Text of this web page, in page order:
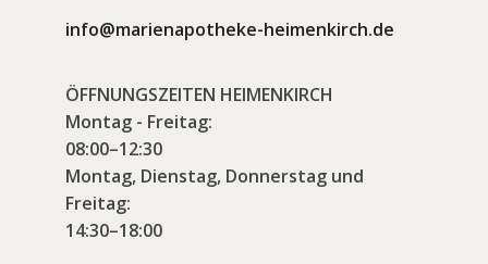
info@marienapotheke-heimenkirch.de
ÖFFNUNGSZEITEN HEIMENKIRCH
Montag - Freitag:
08:00–12:30
Montag, Dienstag, Donnerstag und
Freitag:
14:30–18:00